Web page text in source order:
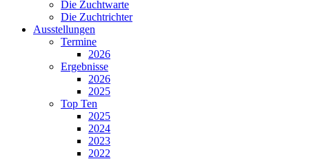
Die Zuchtwarte
Die Zuchtrichter
Ausstellungen
Termine
2026
Ergebnisse
2026
2025
Top Ten
2025
2024
2023
2022